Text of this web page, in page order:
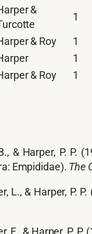
&
1
& Roy 1
1
& Roy 1
& Harper, P. P.
Empididae). The
L., & Harper, P.